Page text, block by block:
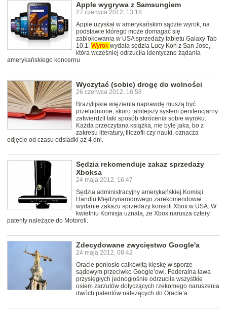
Apple wygrywa z Samsungiem
27 czerwca 2012, 13:18
Apple uzyskał w amerykańskim sądzie wyrok, na
podstawie którego może domagać się
zablokowania w USA sprzedaży tabletu Galaxy Tab
10.1. Wyrok wydała sędzia Lucy Koh z San Jose,
która wcześniej odrzuciła identyczne żądania
amerykańskiego koncernu
Wyczytać (sobie) drogę do wolności
26 czerwca 2012, 16:58
Brazylijskie więzienia naprawdę muszą być
przeludnione, skoro tamtejszy system penitencjarny
zatwierdził taki sposób skrócenia sobie wyroku.
Każda przeczytana książka, nie byle jaka, bo z
zakresu literatury, filozofii czy nauki, oznacza
odjęcie od czasu odsiadki aż 4 dni.
Sędzia rekomenduje zakaz sprzedaży
Xboksa
24 maja 2012, 16:47
Sędzia administracyjny amerykańskiej Komisji
Handlu Międzynarodowego zarekomendował
wydanie zakazu sprzedaży konsoli Xbox w USA. W
kwietniu Komisja uznała, że Xbox narusza cztery
patenty należące do Motoroli.
Zdecydowane zwycięstwo Google'a
24 maja 2012, 08:42
Oracle poniosło całkowitą klęskę w sporze
sądowym przeciwko Google’owi. Federalna ława
przysięgłych jednogłośnie odrzuciła wszystkie
osiem zarzutów dotyczących rzekomego naruszenia
dwóch patentów należących do Oracle’a